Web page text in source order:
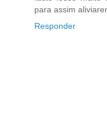
para assim
Responder